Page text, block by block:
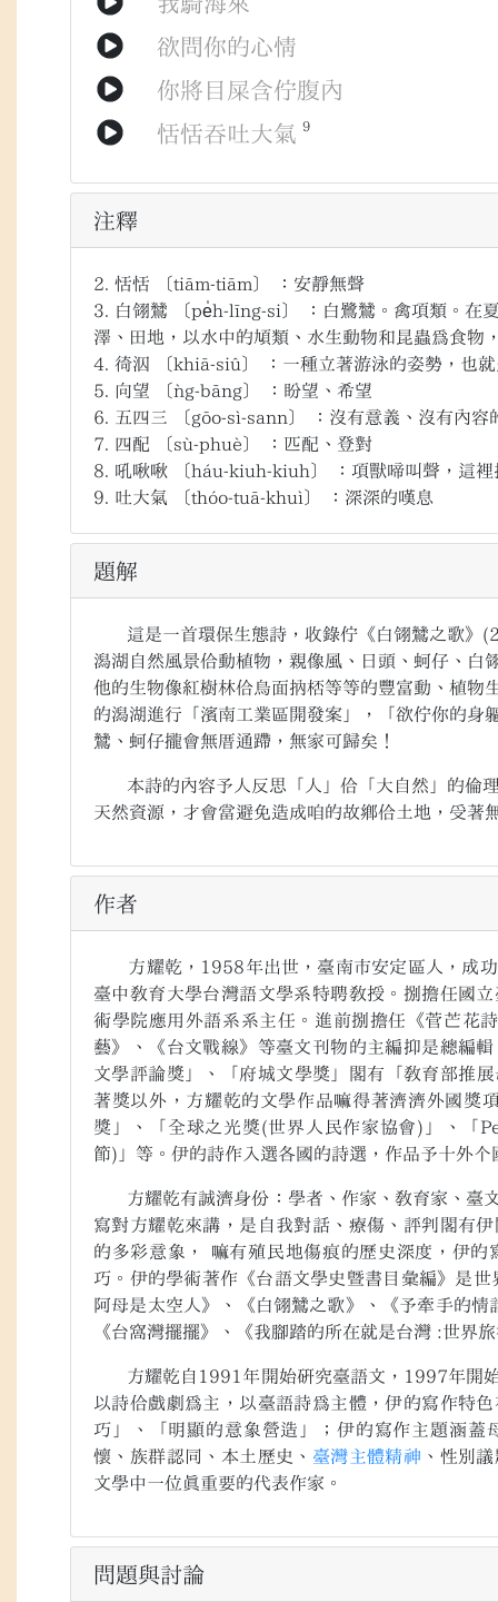
欲問你的心情
你將 目屎含佇腹內
恬恬吞吐大氣 9
注釋
2. 恬恬 〔tiām-tiām〕
：安靜無聲
3.
白翎鷥 〔pe̍h-līng-si〕
：白鷺鷥。禽項類。在
澤、田地，以水中的頄類、水生動物和昆蟲為食物
4. 徛泅 〔khiā-siû〕
：一種立著游泳的姿勢，也
5.
向望 〔ǹg-bāng〕
：盼望、希望
6.
五四三 〔gōo-sì-sann〕
：沒有意義、沒有內容
7.
四配 〔sù-phuè〕
：匹配、登對
8.
吼啾啾 〔háu-kiuh-kiuh〕
：項獸啼叫聲，這
9.
吐大氣 〔thóo-tuā-khuì〕 ：深深的嘆息
題解
這是一首環保生態詩，收錄佇《白翎鷥之歌》
潟湖自然風景佮動植物，親像風、日頭、蚵仔、
他的生物像紅樹林佮烏面抐桮等等的豐富動、植物
的潟湖進行「濱南工業區開發案」，「欲佇你的身
鷥、蚵仔攏會無厝通蹛，無家可歸矣！
本詩的內容予人反思「人」佮「大自然」的倫
天然資源，才會當避免造成咱的故鄉佮土地，受著
作者
方耀乾， 1958年出世，臺南市安定區人，成
臺中教育大學台灣語文學系特聘教授。捌擔任國
術學院應用外語系系主任。進前捌擔任《菅芒花
藝》、《台文戰線》等臺文刊物的主編抑是總編
文學評論獎」、「府城文學獎」閣有「教育部推
著獎以外，方耀乾的文學作品嘛得著濟濟外國獎
獎」、「全球之光獎(世界人民作家協會) 」、「
節) 」等。伊的詩作入選各國的詩選，作品予十外个
方耀乾有誠濟身份：學者、作家、教育家、臺
寫對方耀乾來講，是自我對話、療傷、評判閣有
的多彩意象， 嘛有殖民地傷痕的歷史深度，伊
巧。伊的學術著作《台語文學史暨書目彙編》是
阿母是太空人》、《白翎鷥之歌》、《予牽手的
《台窩灣擺擺》、《我腳踏的所在就是台灣 :世界
方耀乾自 1991 年開始研究臺語文， 1997年開
以詩佮戲劇為主，以臺語詩為主體，伊的寫作特
巧」、「明顯的意象營造」；伊的寫作主題涵蓋
懷、族群認同、本土歷史、 臺灣主體精神 、性別
文學中一位真重要的代表作家。
問題與討論